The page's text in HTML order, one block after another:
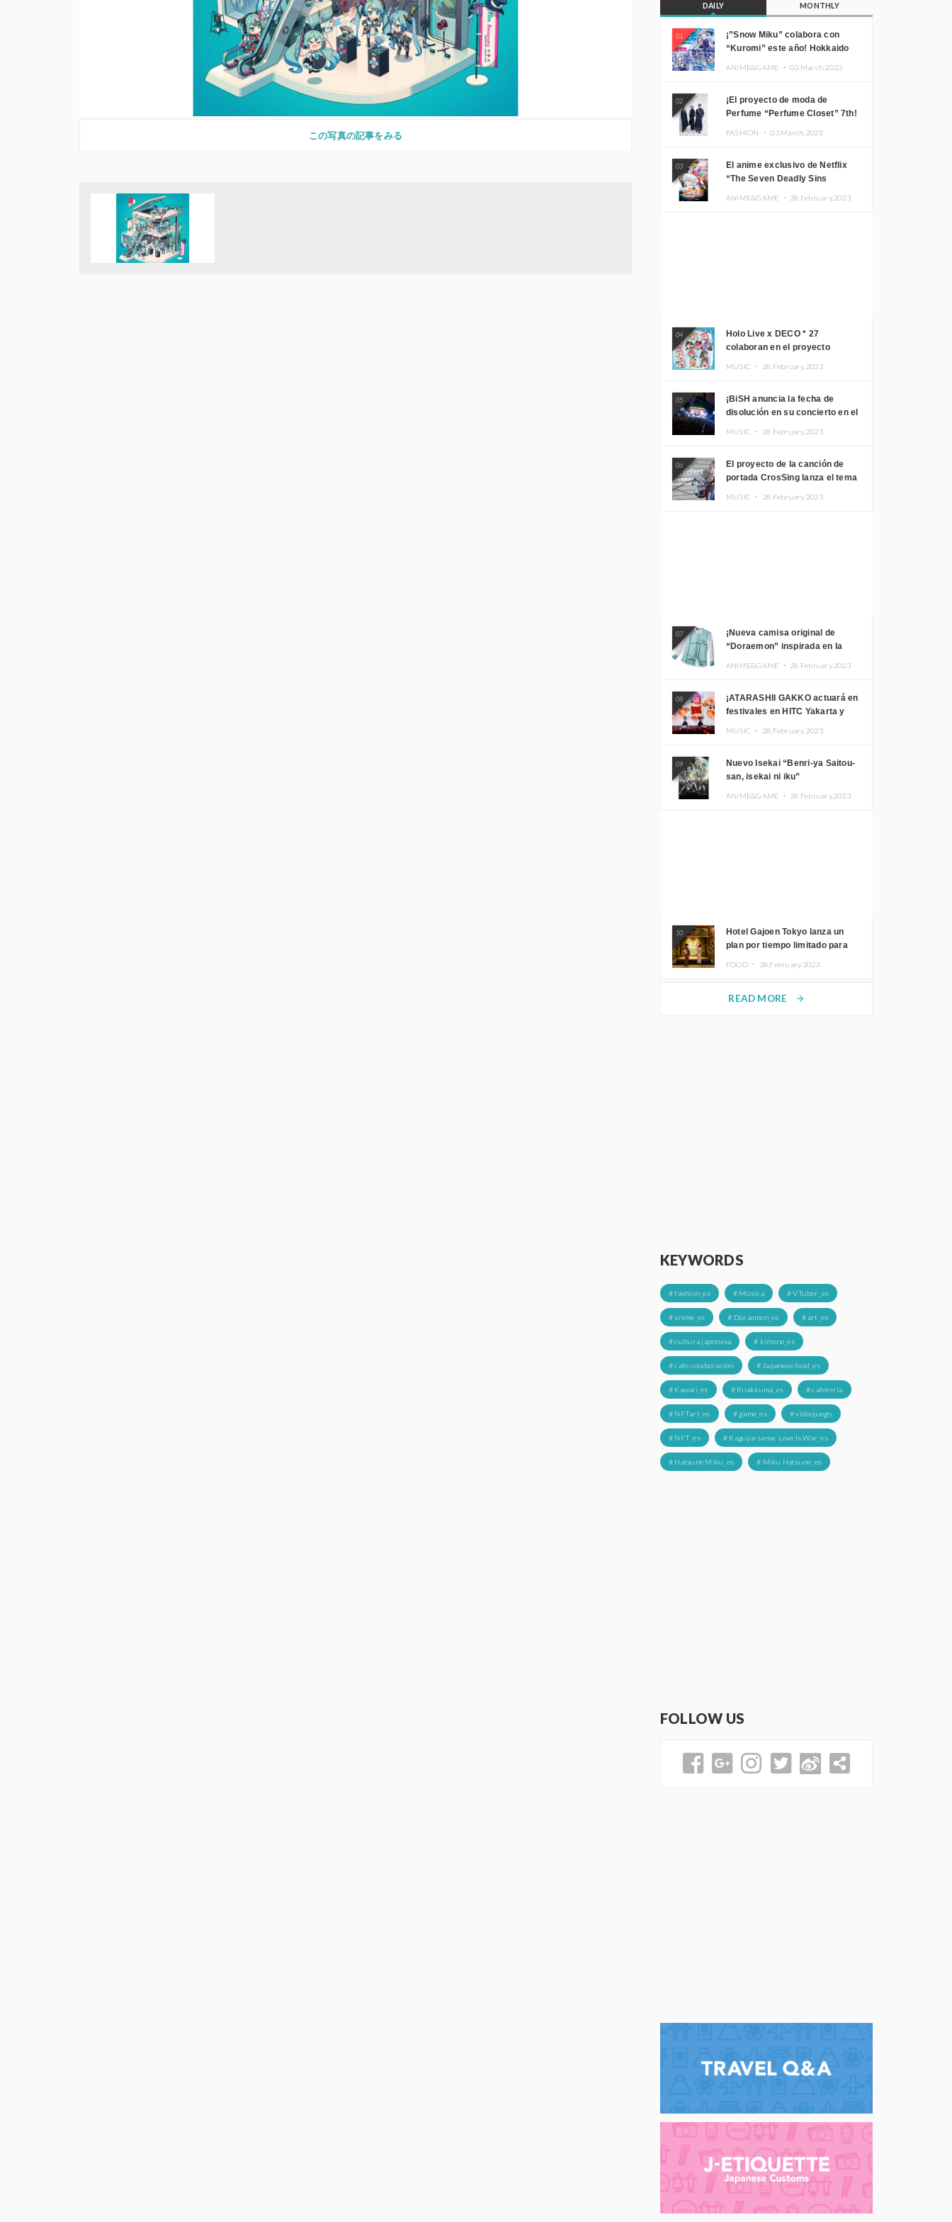
この写真の記事をみる
DAILY MONTHLY
01
¡”Snow Miku” colabora con
“Kuromi” este año! Hokkaido
ANIME&GAME ・03.March.2023
02
¡El proyecto de moda de
Perfume “Perfume Closet” 7th!
FASHION ・03.March.2023
03
El anime exclusivo de Netflix
“The Seven Deadly Sins
ANIME&GAME ・ 28.February.2023
04
Holo Live x DECO * 27
colaboran en el proyecto
MUSIC ・ 28.February.2023
05
¡BiSH anuncia la fecha de
disolución en su concierto en el
MUSIC ・ 28.February.2023
06
El proyecto de la canción de
portada CrosSing lanza el tema
MUSIC ・ 28.February.2023
07
¡Nueva camisa original de
“Doraemon” inspirada en la
ANIME&GAME ・ 28.February.2023
08
¡ATARASHII GAKKO actuará en
festivales en HITC Yakarta y
MUSIC ・ 28.February.2023
09
Nuevo Isekai “Benri-ya Saitou-
san, isekai ni iku”
ANIME&GAME ・ 28.February.2023
10
Hotel Gajoen Tokyo lanza un
plan por tiempo limitado para
FOOD ・ 28.February.2023
READ MORE arrow_forward
KEYWORDS
# fashion_es # Música # VTuber_es
# anime_es # Doraemon_es # art_es
# cultura japonesa # kimono_es
# cafe colaboración # Japanese food_es
# Kawaii_es # Rilakkuma_es # cafetería
# NFTart_es # game_es # videojuego
# NFT_es # Kaguya-sama: Love Is War_es
# Hatsune Miku_es # Miku Hatsune_es
FOLLOW US